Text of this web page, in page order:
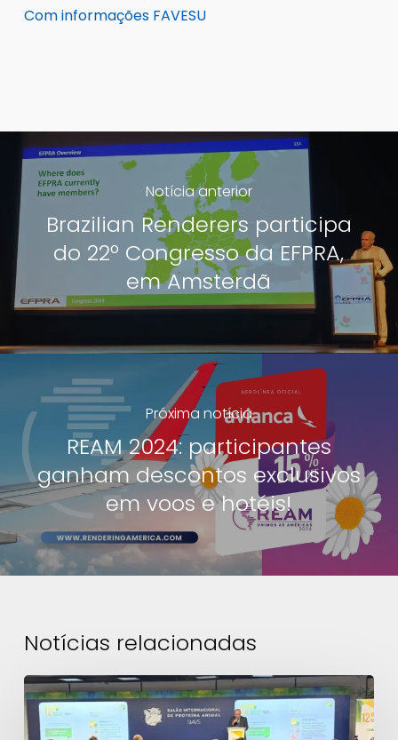
Com informações FAVESU
Notícia anterior
Brazilian Renderers participa
do 22º Congresso da EFPRA,
em Amsterdã
Próxima notícia
REAM 2024: participantes
ganham descontos exclusivos
em voos e hotéis!
Notícias relacionadas
12º
Diálogo